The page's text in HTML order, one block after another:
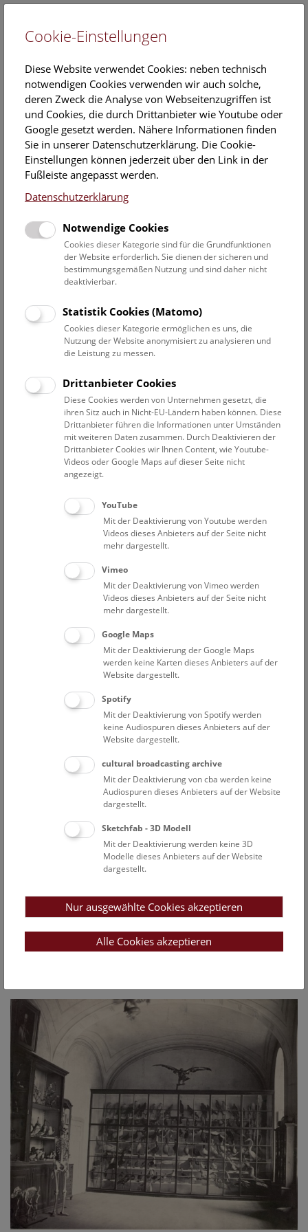
EN
Fotosammlung
In der Fotosammlung befinden sich Glasplattennegative
und Positivabzüge, die aus konservatorischen Gründen in
einer Kühlzelle aufbewahrt werden. Abzüge in
lagern in den klimatisierten Depots.
Der Sammlungsschwerpunkt liegt auf der Fotografie des 19
Jhdt. bis zur frühen ersten Hälfte des 20 Jhdt. Die ältesten
Fotos stammen aus der Mitte des 19. Jahrhunderts. Viele der
Aufnahmen entstanden während wissenschaftlicher
Expeditionen in der ganzen Welt: Fotografien von Franz
Antoine (1815 – 1886 Wien), Ludwig Grillich (1856 – 1926
Wien), Wilhelm J. Burger (1844 – 1920 Wien), Ferdinand
(1813 Hrochow Teinitz/Böhmen – 1896 Sankt Gallen), Oskar
Simony (1852 – 1915 Wien), Raimund Stillfried von
Rathenitz (1839 Komotau/Böhmen – 1911 Wien), Graf Hans
Wilczek (1837 – 1922 Wien), Samuel Bourne (1834 – 1912)
Den größten Bestand innerhalb der Fotosammlung bilden
Pietschmann.
Cookie-Einstellungen
Diese Website verwendet Cookies: neben technisch
notwendigen Cookies verwenden wir auch solche,
deren Zweck die Analyse von Webseitenzugriffen ist
und Cookies, die durch Drittanbieter wie Youtube oder
Google gesetzt werden. Nähere Informationen finden
Sie in unserer Datenschutzerklärung. Die Cookie-
Einstellungen können jederzeit über den Link in der
Fußleiste angepasst werden.
Datenschutzerklärung
Notwendige Cookies
Cookies dieser Kategorie sind für die Grundfunktionen
der Website erforderlich. Sie dienen der sicheren und
bestimmungsgemäßen Nutzung und sind daher nicht
deaktivierbar.
Statistik Cookies (Matomo)
Cookies dieser Kategorie ermöglichen es uns, die
Nutzung der Website anonymisiert zu analysieren und
die Leistung zu messen.
Drittanbieter Cookies
Diese Cookies werden von Unternehmen gesetzt, die
ihren Sitz auch in Nicht-EU-Ländern haben können. Diese
Drittanbieter führen die Informationen unter Umständen
mit weiteren Daten zusammen. Durch Deaktivieren der
Drittanbieter Cookies wir Ihnen Content, wie Youtube-
Videos oder Google Maps auf dieser Seite nicht
angezeigt.
YouTube
Mit der Deaktivierung von Youtube werden
Videos dieses Anbieters auf der Seite nicht
mehr dargestellt.
Vimeo
Mit der Deaktivierung von Vimeo werden
Videos dieses Anbieters auf der Seite nicht
mehr dargestellt.
Google Maps
Mit der Deaktivierung der Google Maps
werden keine Karten dieses Anbieters auf der
Website dargestellt.
Spotify
Mit der Deaktivierung von Spotify werden
keine Audiospuren dieses Anbieters auf der
Website dargestellt.
cultural broadcasting archive
Mit der Deaktivierung von cba werden keine
Audiospuren dieses Anbieters auf der Website
dargestellt.
Sketchfab - 3D Modell
Mit der Deaktivierung werden keine 3D
Modelle dieses Anbieters auf der Website
dargestellt.
Nur ausgewählte Cookies akzeptieren
Alle Cookies akzeptieren